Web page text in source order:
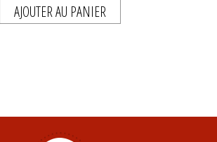
AJOUTER AU PANIER